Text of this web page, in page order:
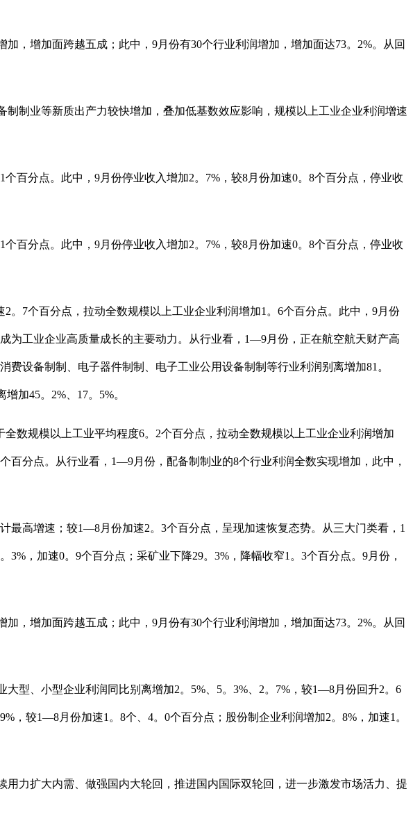
增加面跨越五成；此中，9月份有30个行业利润增加，增加面达73。2%。从回
业等新质出产力较快增加，叠加低基数效应影响，规模以上工业企业利润增速
分点。此中，9月份停业收入增加2。7%，较8月份加速0。8个百分点，停业收
分点。此中，9月份停业收入增加2。7%，较8月份加速0。8个百分点，停业收
7个百分点，拉动全数规模以上工业企业利润增加1。6个百分点。此中，9月份
为工业企业高质量成长的主要动力。从行业看，1—9月份，正在航空航天财产高
设备制制、电子器件制制、电子工业公用设备制制等行业利润别离增加81。
加45。2%、17。5%。
规模以上工业平均程度6。2个百分点，拉动全数规模以上工业企业利润增加
百分点。从行业看，1—9月份，配备制制业的8个行业利润全数实现增加，此中，
高增速；较1—8月份加速2。3个百分点，呈现加速恢复态势。从三大门类看，1
，加速0。9个百分点；采矿业下降29。3%，降幅收窄1。3个百分点。9月份，
增加面跨越五成；此中，9月份有30个行业利润增加，增加面达73。2%。从回
、小型企业利润同比别离增加2。5%、5。3%、2。7%，较1—8月份回升2。6
，较1—8月份加速1。8个、4。0个百分点；股份制企业利润增加2。8%，加速1。
扩大内需、做强国内大轮回，推进国内国际双轮回，进一步激发市场活力、提